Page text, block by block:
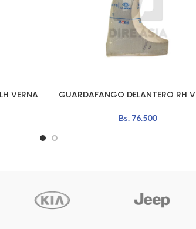
VERNA AÑADIR AL CARRITO
GUARDAFANGO DELANTERO RH
Bs. 76.500